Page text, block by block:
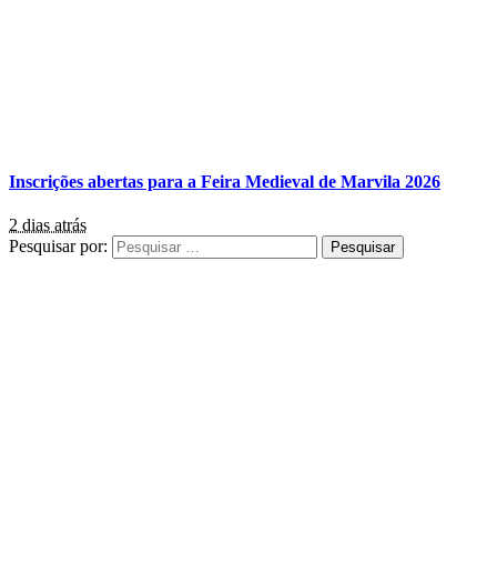
Inscrições abertas para a Feira Medieval de Marvila 2026
2 dias atrás
Pesquisar por: